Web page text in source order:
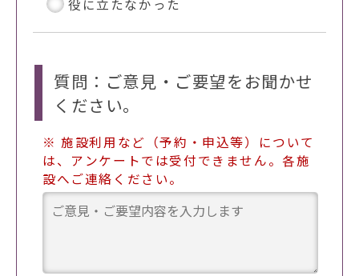
役に立たなかった
質問：ご意見・ご要望をお聞かせ
ください。
※ 施設利用など（予約・申込等）について
は、アンケートでは受付できません。各施
設へご連絡ください。